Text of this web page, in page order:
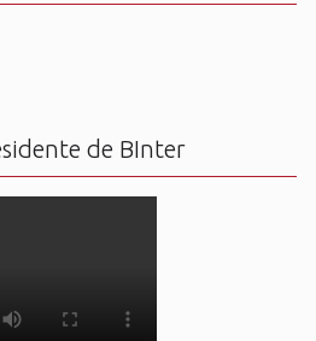
de BInter